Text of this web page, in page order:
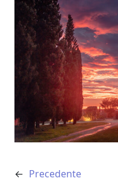
← Precedente